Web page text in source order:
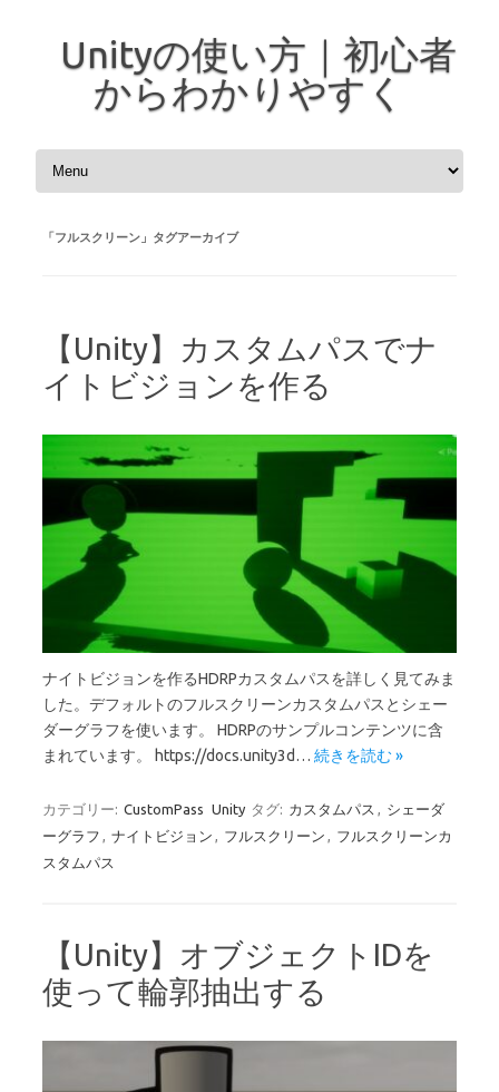
Unityの使い方｜初心者
からわかりやすく
コンテンツへスキップ
「フルスクリーン 」タグアーカイブ
【Unity】カスタムパスでナ
イトビジョンを作る
ナイトビジョンを作るHDRPカスタムパスを詳しく見てみま
した。デフォルトのフルスクリーンカスタムパスとシェー
ダーグラフを使います。 HDRPのサンプルコンテンツに含
まれています。 https://docs.unity3d… 続きを読む »
カテゴリー: CustomPass Unity タグ: カスタムパス
シェーダ
ーグラフ
ナイトビジョン フルスクリーン
フルスクリーンカ
スタムパス
【Unity】オブジェクトIDを
使って輪郭抽出する